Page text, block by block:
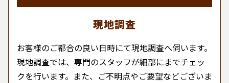
現地調査
お客様のご都合の良い日時にて現地調査へ伺います。
現地調査では、専門のスタッフが細部にまでチェッ
クを行います。また、ご不明点やご要望などございま